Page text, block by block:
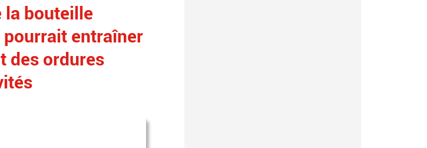
la bouteille
entraîner
des ordures